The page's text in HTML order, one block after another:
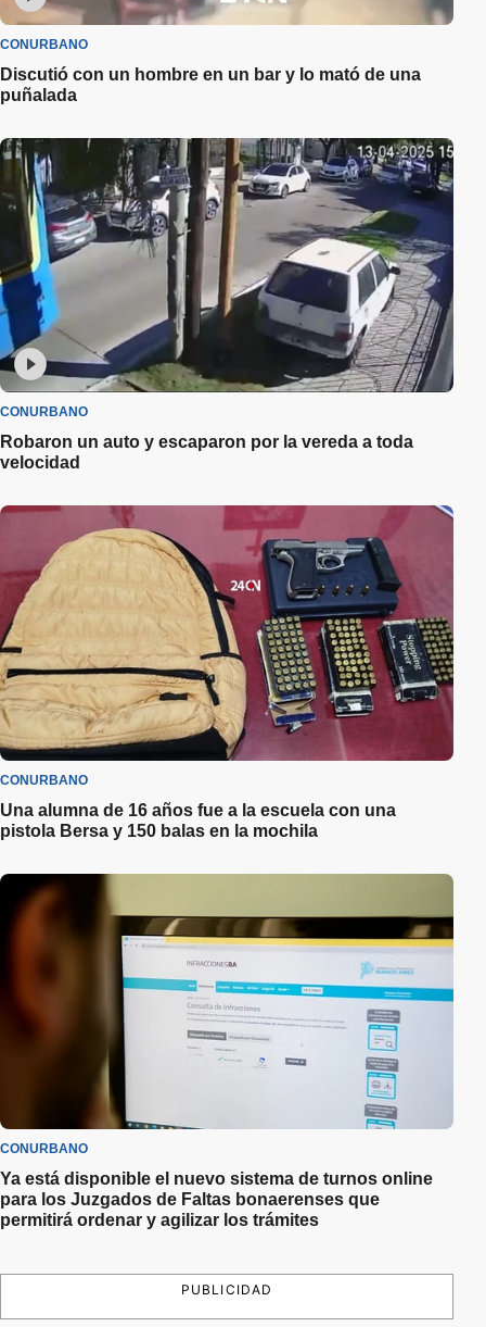
CONURBANO
Discutió con un hombre en un bar y lo mató de una
puñalada
CONURBANO
Robaron un auto y escaparon por la vereda a toda
velocidad
CONURBANO
Una alumna de 16 años fue a la escuela con una
pistola Bersa y 150 balas en la mochila
CONURBANO
Ya está disponible el nuevo sistema de turnos online
para los Juzgados de Faltas bonaerenses que
permitirá ordenar y agilizar los trámites
PUBLICIDAD